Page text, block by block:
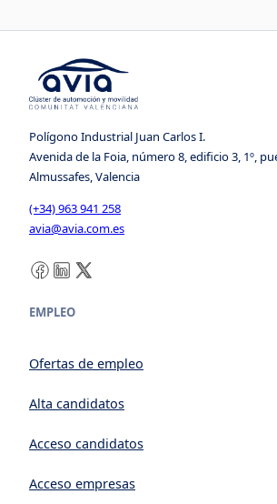
Polígono Industrial Juan Carlos I.
Avenida de la Foia, número 8, edificio 3, 1º,
Almussafes, Valencia
(+34) 963 941 258
avia@avia.com.es
Facebook LinkedIn X
EMPLEO
Ofertas de empleo
Alta candidatos
Acceso candidatos
Acceso empresas